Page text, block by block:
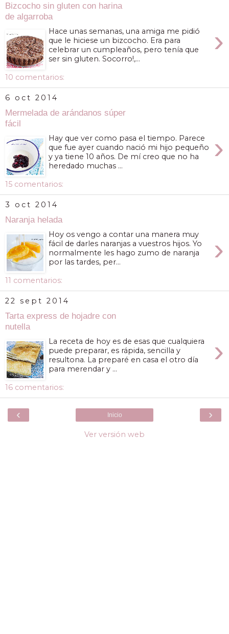
Bizcocho sin gluten con harina
de algarroba
›
Hace unas semanas, una amiga me pidió
que le hiciese un bizcocho. Era para
celebrar un cumpleaños, pero tenía que
ser sin gluten. Socorro!,...
10 comentarios:
6 oct 2014
Mermelada de arándanos súper
fácil
›
Hay que ver como pasa el tiempo. Parece
que fue ayer cuando nació mi hijo pequeño
y ya tiene 10 años. De mí creo que no ha
heredado muchas ...
15 comentarios:
3 oct 2014
Naranja helada
›
Hoy os vengo a contar una manera muy
fácil de darles naranjas a vuestros hijos. Yo
normalmente les hago zumo de naranja
por las tardes, per...
11 comentarios:
22 sept 2014
Tarta express de hojadre con
nutella
›
La receta de hoy es de esas que cualquiera
puede preparar, es rápida, sencilla y
resultona. La preparé en casa el otro día
para merendar y ...
16 comentarios:
‹ ›
Inicio
Ver versión web